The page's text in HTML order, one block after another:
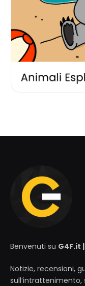
Benvenuti su G4F.it
Notizie, recensioni,
sull’intrattenimento,